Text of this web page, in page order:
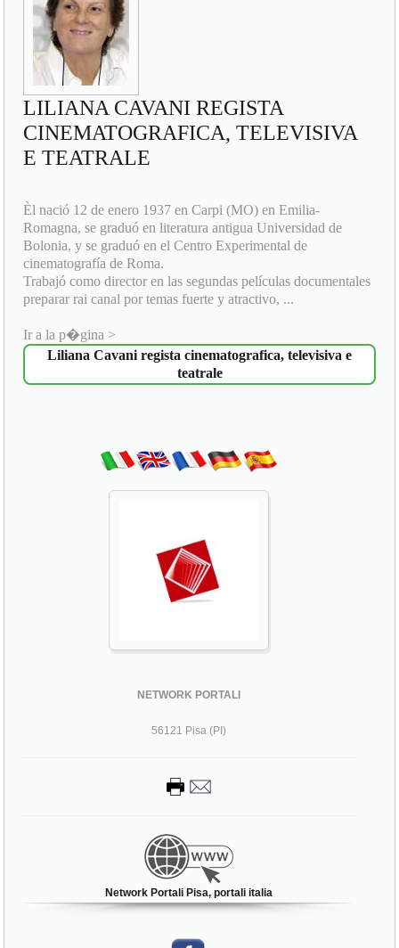
LILIANA CAVANI REGISTA
CINEMATOGRAFICA, TELEVISIVA
E TEATRALE
Èl nació 12 de enero 1937 en Carpi (MO) en Emilia-
Romagna, se graduó en literatura antigua Universidad de
Bolonia, y se graduó en el Centro Experimental de
cinematografía de Roma.
Trabajó como director en las segundas películas documentales
preparar rai canal por temas fuerte y atractivo, ...
Ir a la p�gina >
Liliana Cavani regista cinematografica, televisiva e
teatrale
NETWORK PORTALI
56121 Pisa (PI)
Network Portali Pisa, portali italia